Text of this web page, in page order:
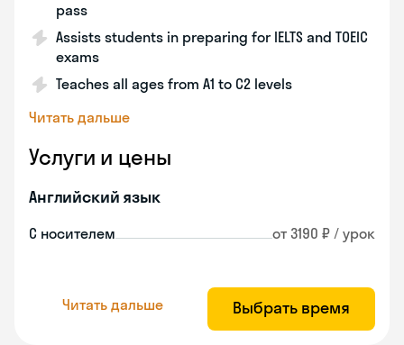
pass
Assists students in preparing for IELTS and TOEIC
exams
Teaches all ages from A1 to C2 levels
Читать дальше
Услуги и цены
Английский язык
С носителем от 3190 ₽ / урок
Читать дальше Выбрать время